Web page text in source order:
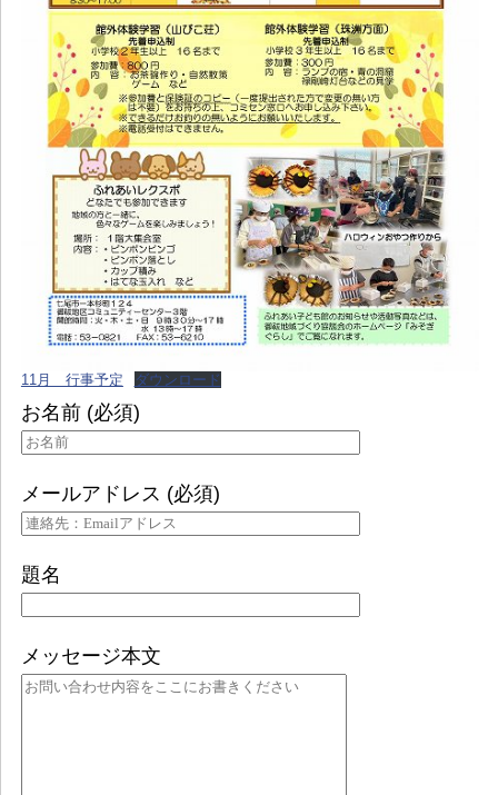
11月 行事予定 ダウンロード
お名前 (必須)
メールアドレス (必須)
題名
メッセージ本文